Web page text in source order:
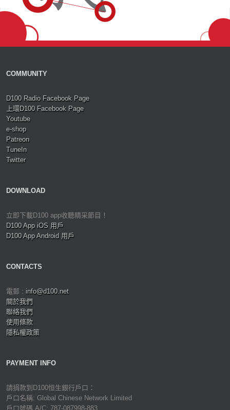
COMMUNITY
D100 Radio Facebook Page
上環D100 Facebook Page
Youtube
e-shop
Patreon
TuneIn
Twitter
DOWNLOAD
立即下載D100 app收聽精采節目！
D100 App iOS 用戶
D100 App Android 用戶
CONTACTS
電郵 : info@d100.net
關於我們
聯絡我們
使用條款
隱私權政策
PAYMENT INFO
請捐款到D100恒生銀行戶口：
戶口名稱: Global Chinese Network Limited
戶口號碼 A/C: 787-087998-883